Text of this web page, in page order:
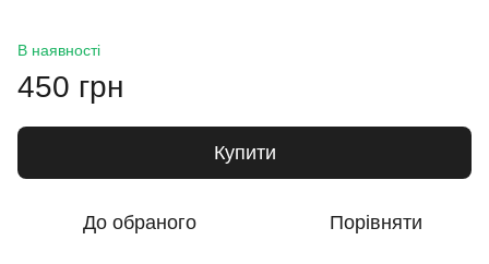
В наявності
450 грн
Купити
До обраного Порівняти